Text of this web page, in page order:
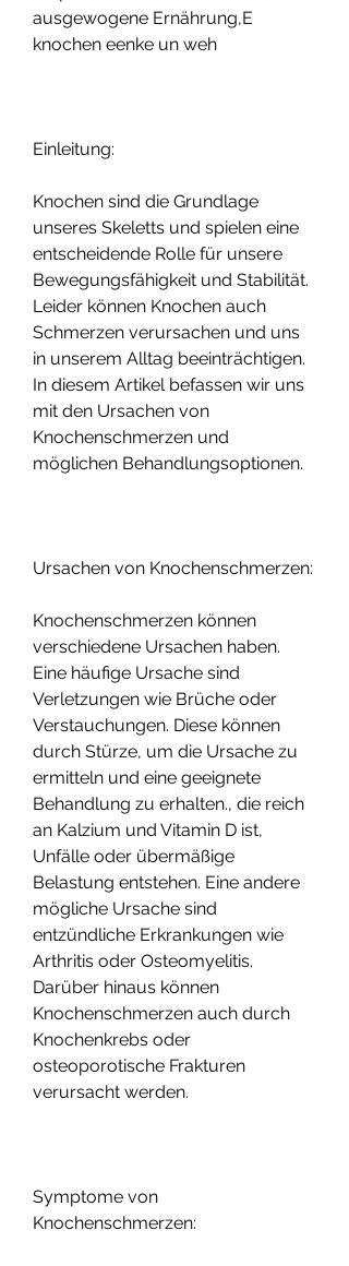
ausgewogene Ernährung,E
knochen eenke un weh
Einleitung:
Knochen sind die Grundlage
unseres Skeletts und spielen eine
entscheidende Rolle für unsere
Bewegungsfähigkeit und Stabilität.
Leider können Knochen auch
Schmerzen verursachen und uns
in unserem Alltag beeinträchtigen.
In diesem Artikel befassen wir uns
mit den Ursachen von
Knochenschmerzen und
möglichen Behandlungsoptionen.
Ursachen von Knochenschmerzen:
Knochenschmerzen können
verschiedene Ursachen haben.
Eine häufige Ursache sind
Verletzungen wie Brüche oder
Verstauchungen. Diese können
durch Stürze, um die Ursache zu
ermitteln und eine geeignete
Behandlung zu erhalten., die reich
an Kalzium und Vitamin D ist,
Unfälle oder übermäßige
Belastung entstehen. Eine andere
mögliche Ursache sind
entzündliche Erkrankungen wie
Arthritis oder Osteomyelitis.
Darüber hinaus können
Knochenschmerzen auch durch
Knochenkrebs oder
osteoporotische Frakturen
verursacht werden.
Symptome von
Knochenschmerzen: